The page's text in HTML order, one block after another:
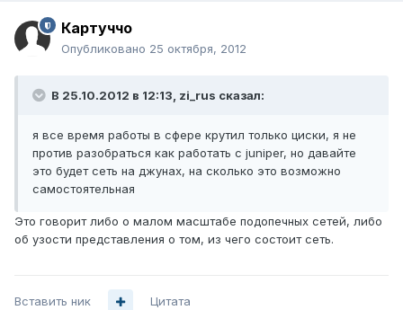
Картуччо
Опубликовано 25 октября, 2012
В 25.10.2012 в 12:13, zi_rus сказал:
я все время работы в сфере крутил только циски, я не
против разобраться как работать с juniper, но давайте
это будет сеть на джунах, на сколько это возможно
самостоятельная
Это говорит либо о малом масштабе подопечных сетей, либо
об узости представления о том, из чего состоит сеть.
Вставить ник Цитата